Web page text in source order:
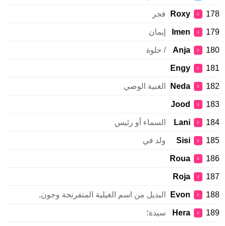
♀
Roxy فجر
♀
Imen إيمان
♀
Anja / حلوة
♀
Engy
♀
Neda الغنية الوصي
♀
Jood
♀
Lani السماء أو رئيس
♀
Sisi ولد في
♀
Roua
♀
Roja
♀
Evon البديل من اسم الغيلية المتفرنجة وجون.
♀
Hera سيدة؛